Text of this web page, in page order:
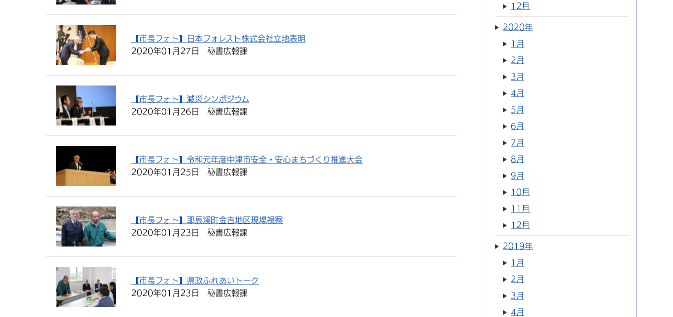
【市長フォト】日本フォレスト株式会社立地表明
2020年01月27日
秘書広報課
【市長フォト】減災シンポジウム
2020年01月26日
秘書広報課
【市長フォト】令和元年度中津市安全・安心まちづくり推進大会
2020年01月25日
秘書広報課
【市長フォト】耶馬溪町金吉地区現場視察
2020年01月23日
秘書広報課
【市長フォト】県政ふれあいトーク
2020年01月23日
秘書広報課
12月
2020年
1月
2月
3月
4月
5月
6月
7月
8月
9月
10月
11月
12月
2019年
1月
2月
3月
4月